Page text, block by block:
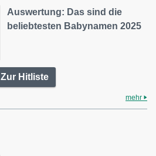
Auswertung: Das sind die
beliebtesten Babynamen 2025
Zur Hitliste
mehr